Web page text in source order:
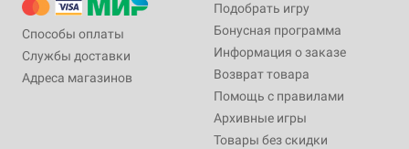
Способы оплаты
Службы доставки
Адреса магазинов
Подобрать игру
Бонусная программа
Информация о заказе
Возврат товара
Помощь с правилами
Архивные игры
Товары без скидки